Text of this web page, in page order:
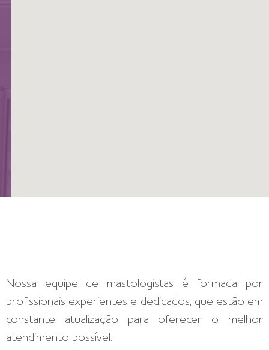
Nossa equipe de mastologistas é formada por
profissionais experientes e dedicados, que estão em
constante atualização para oferecer o melhor
atendimento possível.